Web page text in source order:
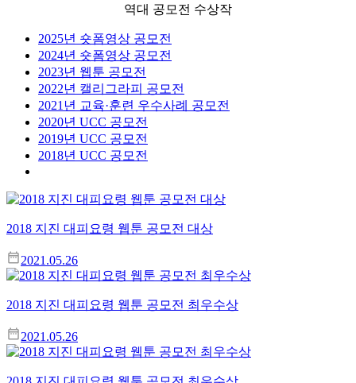
역대 공모전 수상작
2025년 숏폼영상 공모전
2024년 숏폼영상 공모전
2023년 웹툰 공모전
2022년 캘리그라피 공모전
2021년 교육·훈련 우수사례 공모전
2020년 UCC 공모전
2019년 UCC 공모전
2018년 UCC 공모전
2018 지진 대피요령 웹툰 공모전 대상
2021.05.26
2018 지진 대피요령 웹툰 공모전 최우수상
2021.05.26